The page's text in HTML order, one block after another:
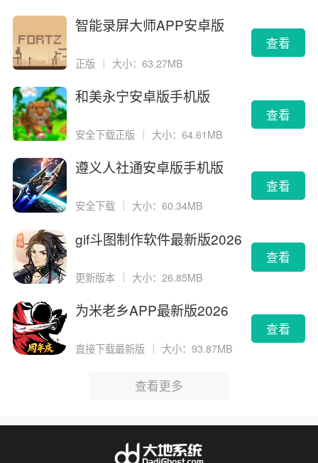
智能录屏大师APP安卓版
正版 ｜ 大小：63.27MB
查看
和美永宁安卓版手机版
安全下载正版 大小：64.61MB
查看
遵义人社通安卓版手机版
安全下载 大小：60.34MB
查看
gif斗图制作软件最新版2026
更新版本 ｜ 大小：26.85MB
查看
为米老乡APP最新版2026
直接下载最新版 大小：93.87MB
查看
查看更多